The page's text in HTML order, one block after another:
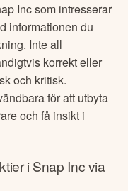
Incsom intresserar
informationen du
Inte all
korrekt eller
och kritisk.
för att utbyta
och få insikt i
iSnap Incvia